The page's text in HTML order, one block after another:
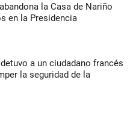
la Casa de Nariño
en la Presidencia
a un ciudadano francés
la seguridad de la